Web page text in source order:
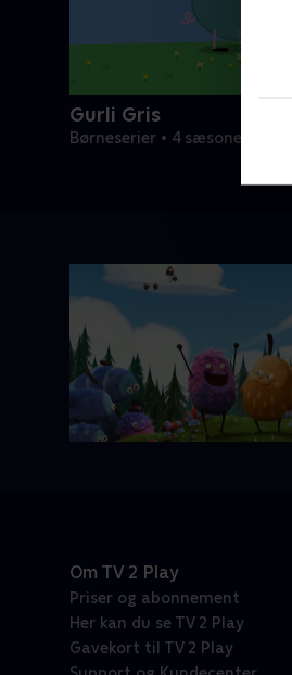
Gurli Gris
Børneserier • 4 sæsoner
Om TV 2 Play
Priser og abonnement
Her kan du se TV 2 Play
Gavekort til TV 2 Play